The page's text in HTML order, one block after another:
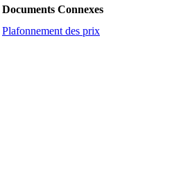
Documents Connexes
Plafonnement des prix